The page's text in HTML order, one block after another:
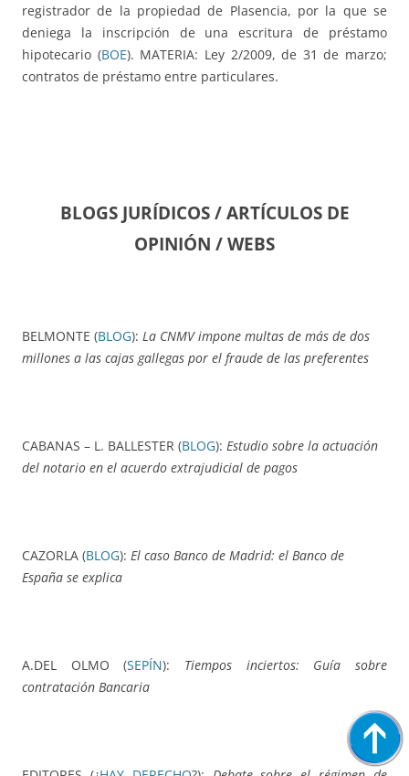
registrador de la propiedad de Plasencia, por la que se
deniega la inscripción de una escritura de préstamo
hipotecario (BOE). MATERIA: Ley 2/2009, de 31 de marzo;
contratos de préstamo entre particulares.
BLOGS JURÍDICOS / ARTÍCULOS DE
OPINIÓN / WEBS
BELMONTE (BLOG): La CNMV impone multas de más de dos
millones a las cajas gallegas por el fraude de las preferentes
CABANAS – L. BALLESTER (BLOG): Estudio sobre la actuación
del notario en el acuerdo extrajudicial de pagos
CAZORLA (BLOG): El caso Banco de Madrid: el Banco de
España se explica
A.DEL OLMO (SEPÍN): Tiempos inciertos: Guía sobre
contratación Bancaria